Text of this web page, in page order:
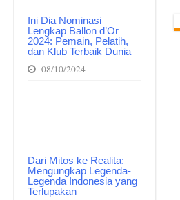
Ini Dia Nominasi
Lengkap Ballon d’Or
2024: Pemain, Pelatih,
dan Klub Terbaik Dunia
08/10/2024
Dari Mitos ke Realita:
Mengungkap Legenda-
Legenda Indonesia yang
Terlupakan